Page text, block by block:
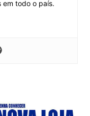
em todo o país.